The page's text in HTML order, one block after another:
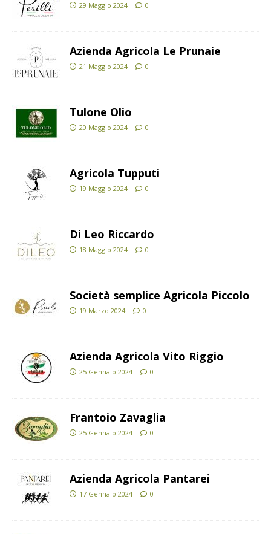
29 Maggio 2024 0
Azienda Agricola Le Prunaie
21 Maggio 2024 0
Tulone Olio
20 Maggio 2024 0
Agricola Tupputi
19 Maggio 2024 0
Di Leo Riccardo
18 Maggio 2024 0
Società semplice Agricola Piccolo
19 Marzo 2024 0
Azienda Agricola Vito Riggio
25 Gennaio 2024 0
Frantoio Zavaglia
25 Gennaio 2024 0
Azienda Agricola Pantarei
17 Gennaio 2024 0